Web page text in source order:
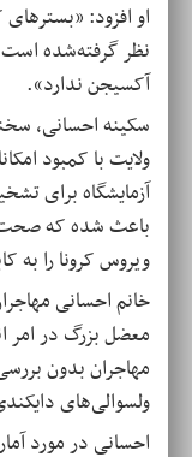
او افزود:
نظر گرفته‌شده
آکسیجن ندارد».
سکینه احسانی،
ولایت با کمبود
آزمایشگاه برای
باعث شده که صحت
ویروس کرونا را به
خانم احسانی
معضل بزرگ در امر
مهاجران بدون
ولسوالی‌های
احسانی در مورد